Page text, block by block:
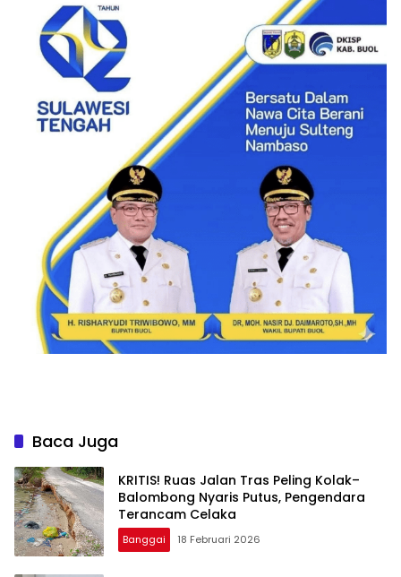
Baca Juga
KRITIS! Ruas Jalan Tras Peling Kolak–
Balombong Nyaris Putus, Pengendara
Terancam Celaka
Banggai 18 Februari 2026